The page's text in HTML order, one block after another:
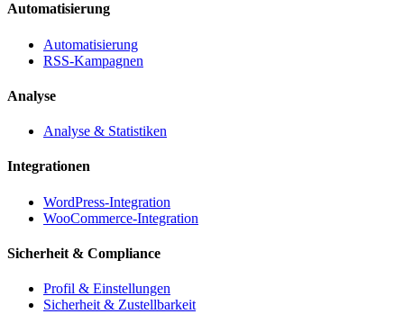
Automatisierung
Automatisierung
RSS-Kampagnen
Analyse
Analyse & Statistiken
Integrationen
WordPress-Integration
WooCommerce-Integration
Sicherheit & Compliance
Profil & Einstellungen
Sicherheit & Zustellbarkeit